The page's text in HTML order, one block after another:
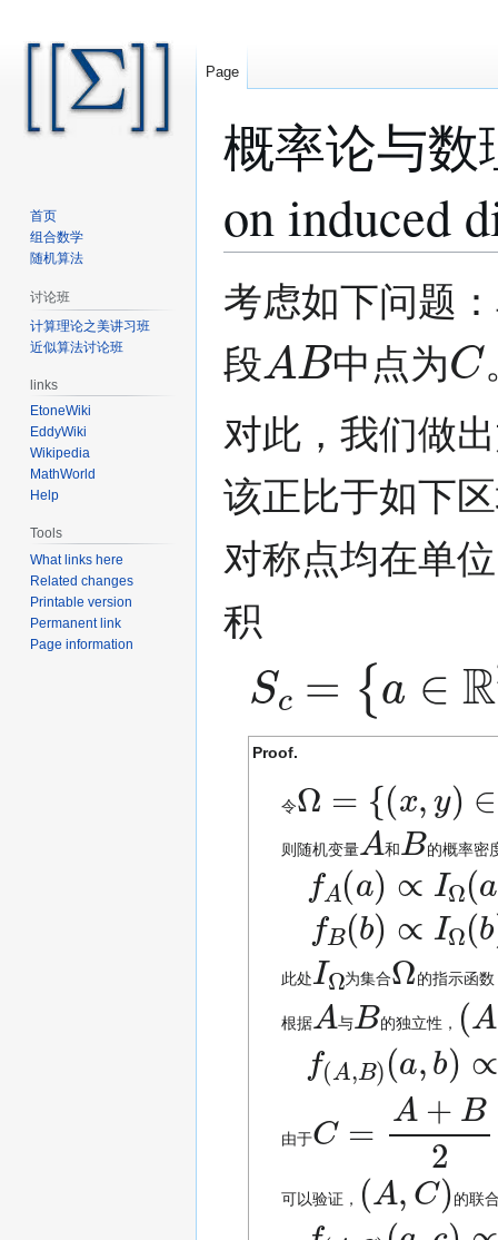
概率论与数
on induced
Jump
to
Jump
to
考虑如下问题
段
AB
中点为
C
对此，我们做
该正比于如下
对称点均在单
积
S a∈ 2∣
Proof.
令
Ω x,y R
则随机变量
A
和
B
的概率密
fA(a)∝IΩ(a),
此处
IΩ
为集合
Ω
的指示函
根据
A
与
B
的独立性，
(A
f( A, B)(a,b)∝
由于
C= +B 2
可以验证，
(A, C)
的联
f(A, C )( c)∝
Page
首页
组合数学
随机算法
讨论班
计算理论之美讲习班
近似算法讨论班
links
EtoneWiki
EddyWiki
Wikipedia
MathWorld
Help
Tools
What links here
Related changes
Printable version
Permanent link
Page information